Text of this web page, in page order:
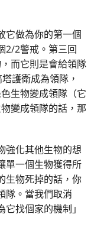
它做為你的第一個
2/2警戒。第三回
而它則是會給領隊
護衛成為領隊，
生物變成領隊（它
變成領隊的話，那
強化其他生物的想
單一個生物獲得所
生物死掉的話，你
隊。當我們取消
找個家的機制」